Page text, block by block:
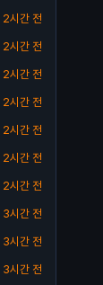
2시간 전
2시간 전
2시간 전
2시간 전
2시간 전
2시간 전
2시간 전
3시간 전
3시간 전
3시간 전